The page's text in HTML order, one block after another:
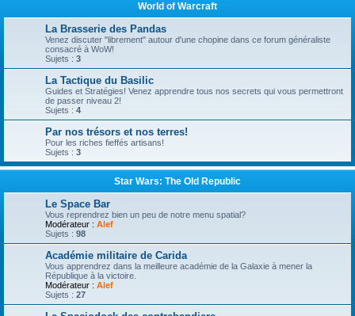
World of Warcraft
La Brasserie des Pandas
Venez discuter "librement" autour d'une chopine dans ce forum généraliste
consacré à WoW!
Sujets : 3
La Tactique du Basilic
Guides et Stratégies! Venez apprendre tous nos secrets qui vous permettront
de passer niveau 2!
Sujets : 4
Par nos trésors et nos terres!
Pour les riches fieffés artisans!
Sujets : 3
Star Wars: The Old Republic
Le Space Bar
Vous reprendrez bien un peu de notre menu spatial?
Modérateur : Alef
Sujets : 98
Académie militaire de Carida
Vous apprendrez dans la meilleure académie de la Galaxie à mener la
République à la victoire.
Modérateur : Alef
Sujets : 27